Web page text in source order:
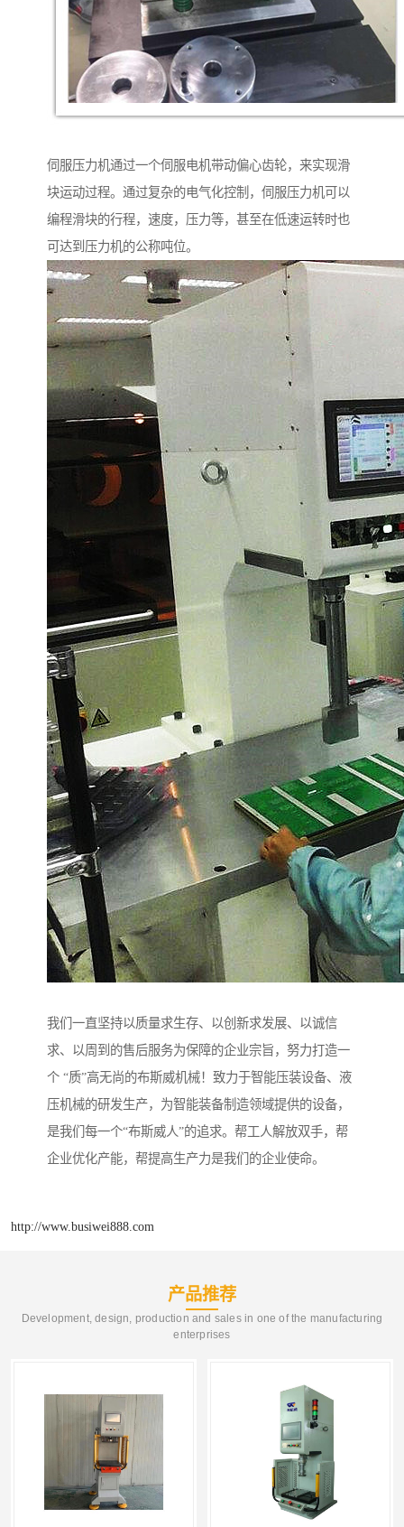
伺服压力机通过一个伺服电机带动偏心齿轮，来实现滑
块运动过程。通过复杂的电气化控制，伺服压力机可以
编程滑块的行程，速度，压力等，甚至在低速运转时也
可达到压力机的公称吨位。
我们一直坚持以质量求生存、以创新求发展、以诚信
求、以周到的售后服务为保障的企业宗旨，努力打造一
个 “质”高无尚的布斯威机械！致力于智能压装设备、液
压机械的研发生产，为智能装备制造领域提供的设备，
是我们每一个“布斯威人”的追求。帮工人解放双手，帮
企业优化产能，帮提高生产力是我们的企业使命。
http://www.busiwei888.com
产品推荐
Development, design, production and sales in one of the manufacturing
enterprises